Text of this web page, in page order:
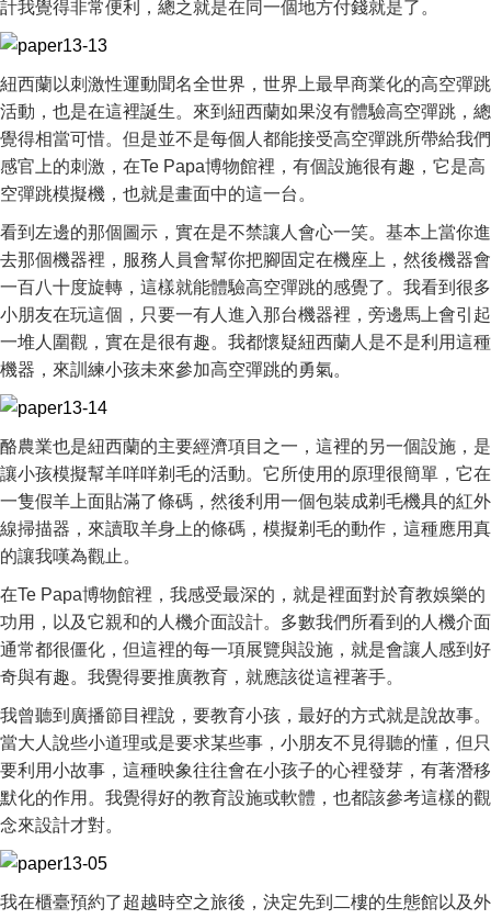
計我覺得非常便利，總之就是在同一個地方付錢就是了。
紐西蘭以刺激性運動聞名全世界，世界上最早商業化的高空彈跳
活動，也是在這裡誕生。來到紐西蘭如果沒有體驗高空彈跳，總
覺得相當可惜。但是並不是每個人都能接受高空彈跳所帶給我們
感官上的刺激，在Te Papa博物館裡，有個設施很有趣，它是高
空彈跳模擬機，也就是畫面中的這一台。
看到左邊的那個圖示，實在是不禁讓人會心一笑。基本上當你進
去那個機器裡，服務人員會幫你把腳固定在機座上，然後機器會
一百八十度旋轉，這樣就能體驗高空彈跳的感覺了。我看到很多
小朋友在玩這個，只要一有人進入那台機器裡，旁邊馬上會引起
一堆人圍觀，實在是很有趣。我都懷疑紐西蘭人是不是利用這種
機器，來訓練小孩未來參加高空彈跳的勇氣。
酪農業也是紐西蘭的主要經濟項目之一，這裡的另一個設施，是
讓小孩模擬幫羊咩咩剃毛的活動。它所使用的原理很簡單，它在
一隻假羊上面貼滿了條碼，然後利用一個包裝成剃毛機具的紅外
線掃描器，來讀取羊身上的條碼，模擬剃毛的動作，這種應用真
的讓我嘆為觀止。
在Te Papa博物館裡，我感受最深的，就是裡面對於育教娛樂的
功用，以及它親和的人機介面設計。多數我們所看到的人機介面
通常都很僵化，但這裡的每一項展覽與設施，就是會讓人感到好
奇與有趣。我覺得要推廣教育，就應該從這裡著手。
我曾聽到廣播節目裡說，要教育小孩，最好的方式就是說故事。
當大人說些小道理或是要求某些事，小朋友不見得聽的懂，但只
要利用小故事，這種映象往往會在小孩子的心裡發芽，有著潛移
默化的作用。我覺得好的教育設施或軟體，也都該參考這樣的觀
念來設計才對。
我在櫃臺預約了超越時空之旅後，決定先到二樓的生態館以及外